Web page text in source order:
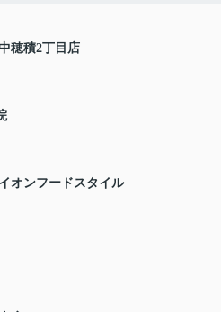
穂積2丁目店
オンフードスタイル